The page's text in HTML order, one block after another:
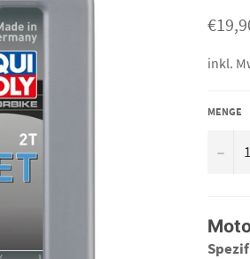
Preis
inkl.
MENGE
−